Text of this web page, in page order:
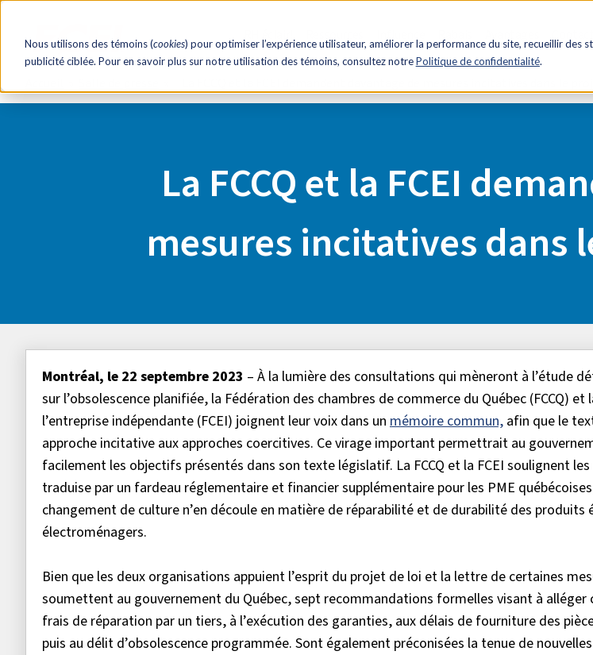
Nous utilisons des témoins (cookies) pour optimiser l’expérience utilisateur, améliorer la performance du site, recueillir des
publicité ciblée. Pour en savoir plus sur notre utilisation des témoins, consultez notrePolitique de confidentialité.
La FCCQ et la FCEI
mesures incitatives dans
Montréal, le 22 septembre 2023 – À la lumière des consultations qui mèneront à l’étude
sur l’obsolescence planifiée, la Fédération des chambres de commerce du Québec (FCCQ)
l’entreprise indépendante (FCEI) joignent leur voix dans un mémoire commun, afin que le
approche incitative aux approches coercitives. Ce virage important permettrait au
facilement les objectifs présentés dans son texte législatif. La FCCQ et la FCEI soulignent
traduise par un fardeau réglementaire et financier supplémentaire pour les PME
changement de culture n’en découle en matière de réparabilité et de durabilité des
électroménagers.
Bien que les deux organisations appuient l’esprit du projet de loi et la lettre de certaines
soumettent au gouvernement du Québec, sept recommandations formelles visant à alléger
frais de réparation par un tiers, à l’exécution des garanties, aux délais de fourniture des
puis au délit d’obsolescence programmée. Sont également préconisées la tenue de